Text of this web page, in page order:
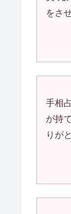
をさ
手相
が持
りが